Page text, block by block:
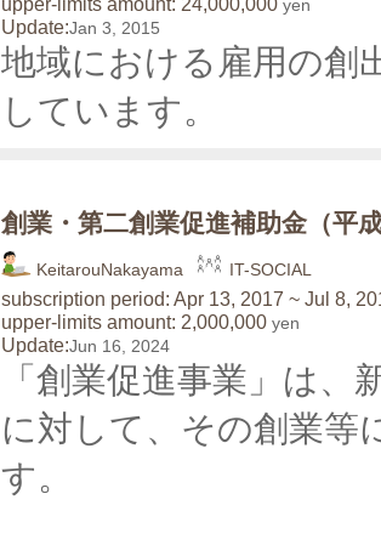
yen
Update:Jan 3, 2015
地域における雇用の創
しています。
創業・第二創業促進補助金（平
KeitarouNakayama IT-SOCIAL
subscription period: Apr 13, 2017 ~ Jul 8,
upper-limits amount: 2,000,000 yen
Update:Jun 16, 2024
「創業促進事業」は
に対して、その創業等
す。